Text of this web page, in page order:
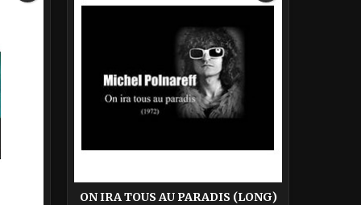
ON IRA TOUS AU PARADIS (LONG)